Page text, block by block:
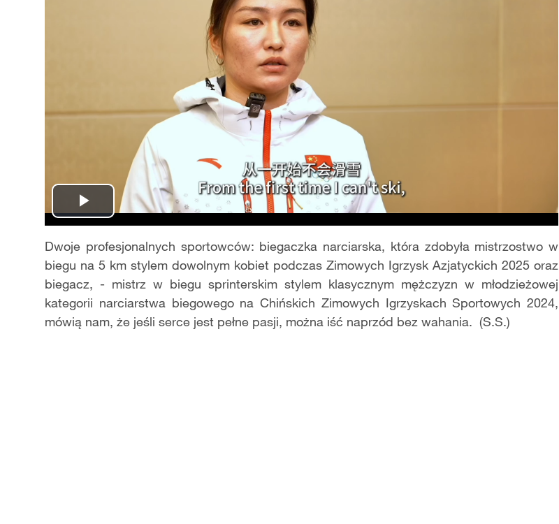
Play
Video
Dwoje profesjonalnych sportowców: biegaczka narciarska, która zdobyła mistrzostwo w
biegu na 5 km stylem dowolnym kobiet podczas Zimowych Igrzysk Azjatyckich 2025 oraz
biegacz, - mistrz w biegu sprinterskim stylem klasycznym mężczyzn w młodzieżowej
kategorii narciarstwa biegowego na Chińskich Zimowych Igrzyskach Sportowych 2024,
mówią nam, że jeśli serce jest pełne pasji, można iść naprzód bez wahania. (S.S.)